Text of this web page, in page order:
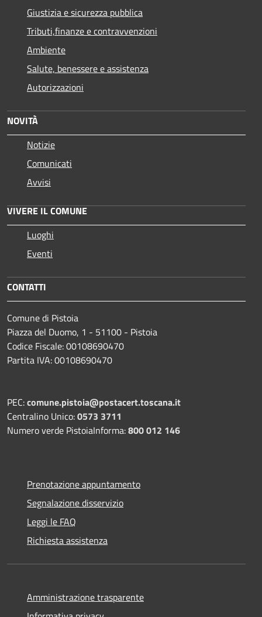
Giustizia e sicurezza pubblica
Tributi,finanze e contravvenzioni
Ambiente
Salute, benessere e assistenza
Autorizzazioni
NOVITÀ
Notizie
Comunicati
Avvisi
VIVERE IL COMUNE
Luoghi
Eventi
CONTATTI
Comune di Pistoia
Piazza del Duomo, 1 - 51100 - Pistoia
Codice Fiscale: 00108690470
Partita IVA: 00108690470
PEC:comune.pistoia@postacert.toscana.it
Centralino Unico:0573 3711
Numero verde PistoiaInforma:800 012 146
Prenotazione appuntamento
Segnalazione disservizio
Leggi le FAQ
Richiesta assistenza
Amministrazione trasparente